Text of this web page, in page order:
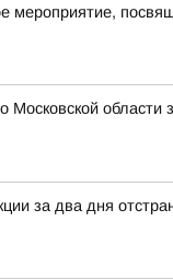
мероприятие,
Московской
за два дня